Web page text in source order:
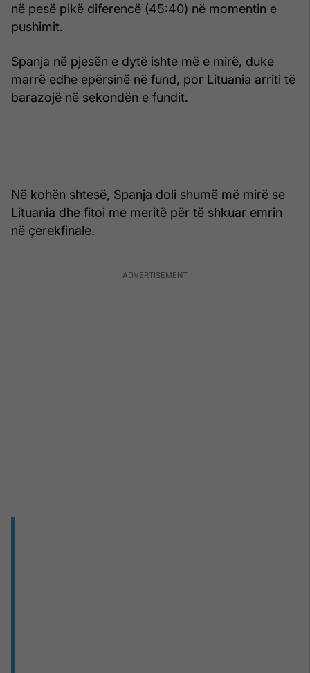
në pesë pikë diferencë (45:40) në momentin e
pushimit.
Spanja në pjesën e dytë ishte më e mirë, duke
marrë edhe epërsinë në fund, por Lituania arriti të
barazojë në sekondën e fundit.
Në kohën shtesë, Spanja doli shumë më mirë se
Lituania dhe fitoi me meritë për të shkuar emrin
në çerekfinale.